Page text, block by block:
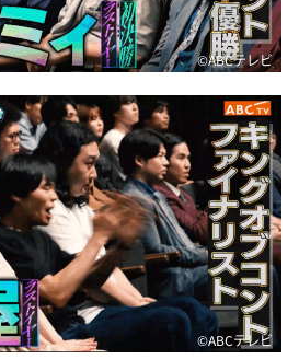
©️ABCテレビ
©️ABCテレビ